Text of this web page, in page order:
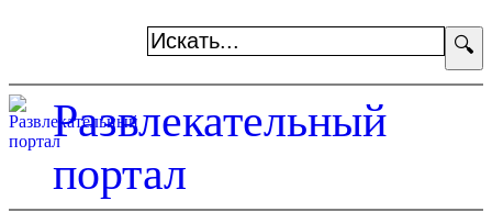
🔍
Развлекательный
портал